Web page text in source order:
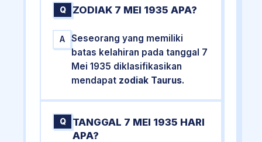
Q ZODIAK 7 MEI 1935 APA?
A
Seseorang yang memiliki
batas kelahiran pada tanggal 7
Mei 1935 diklasifikasikan
mendapat zodiak Taurus.
Q
TANGGAL 7 MEI 1935 HARI
APA?